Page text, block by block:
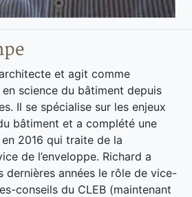
et agit comme
science du bâtiment depuis
Il se spécialise sur les enjeux
bâtiment et a complété une
2016 qui traite de la
de l’enveloppe. Richard a
dernières années le rôle de vice-
conseils du CLEB (maintenant